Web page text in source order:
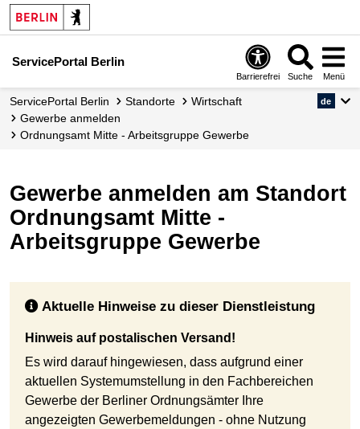
ServicePortal Berlin
Barrierefrei Suche Menü
ServicePortal Berlin Standorte
Wirtschaft
Gewerbe anmelden
Ordnungsamt Mitte - Arbeitsgruppe Gewerbe
de
Gewerbe anmelden am Standort
Ordnungsamt Mitte -
Arbeitsgruppe Gewerbe
Aktuelle Hinweise zu dieser Dienstleistung
Hinweis auf postalischen Versand!
Es wird darauf hingewiesen, dass aufgrund einer
aktuellen Systemumstellung in den Fachbereichen
Gewerbe der Berliner Ordnungsämter Ihre
angezeigten Gewerbemeldungen - ohne Nutzung